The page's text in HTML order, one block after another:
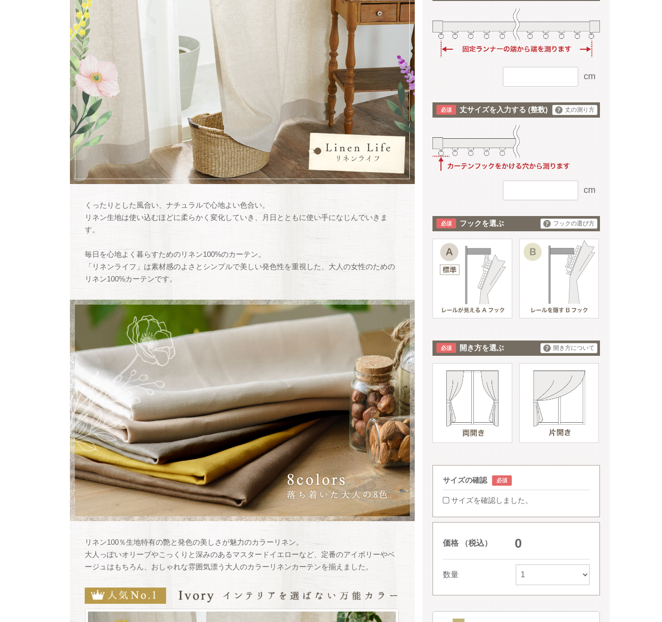
くったりとした風合い、ナチュラルで心地よい色合い。
リネン生地は使い込むほどに柔らかく変化していき、月日とともに使い手になじんでいきま
す。
毎日を心地よく暮らすためのリネン100%のカーテン。
「リネンライフ」は素材感のよさとシンプルで美しい発色性を重視した、大人の女性のための
リネン100%カーテンです。
リネン100％生地特有の艶と発色の美しさが魅力のカラーリネン。
大人っぽいオリーブやこっくりと深みのあるマスタードイエローなど、定番のアイボリーやベ
ージュはもちろん、おしゃれな雰囲気漂う大人のカラーリネンカーテンを揃えました。
cm
丈サイズを入力する (整数) 丈の測り方
cm
フックを選ぶ フックの選び方
開き方を選ぶ 開き方について
サイズの確認
サイズを確認しました。
価格 （税込） 0
数量